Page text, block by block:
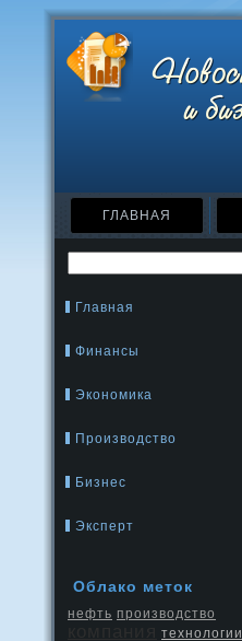
ГЛАВНАЯ
Главная
Финансы
Экономика
Производство
Бизнес
Эксперт
Облако меток
нефть производство
технологии